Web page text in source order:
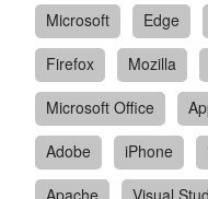
Microsoft Edge
Firefox
Mozilla
Microsoft Office
Adobe
iPhone
Apache
Visual